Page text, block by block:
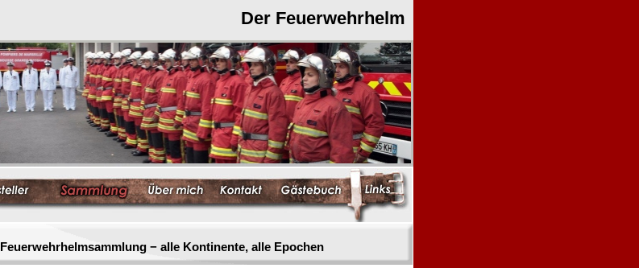
Der Feuerwehrhelm
Feuerwehrhelmsammlung − alle Kontinente, alle Epochen